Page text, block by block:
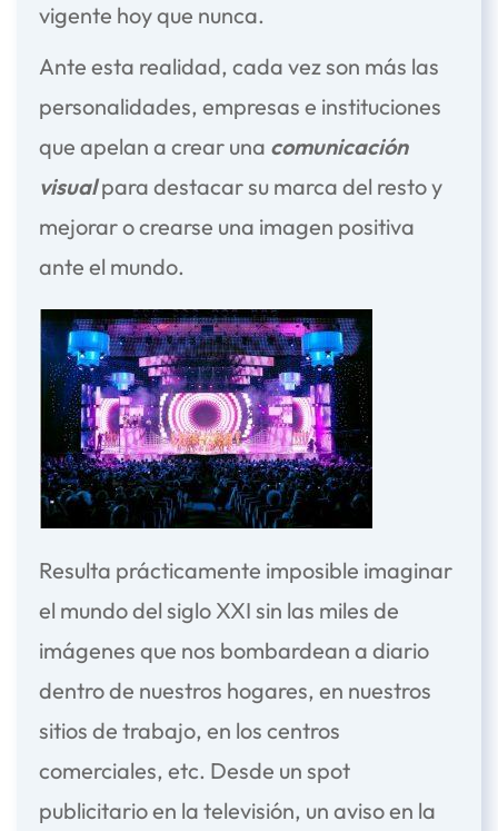
vigente hoy que nunca.
Ante esta realidad, cada vez son más las
personalidades, empresas e instituciones
que apelan a crear una comunicación
visualpara destacar su marca del resto y
mejorar o crearse una imagen positiva
ante el mundo.
Resulta prácticamente imposible imaginar
el mundo del siglo XXI sin las miles de
imágenes que nos bombardean a diario
dentro de nuestros hogares, en nuestros
sitios de trabajo, en los centros
comerciales, etc. Desde un spot
publicitario en la televisión, un aviso en la